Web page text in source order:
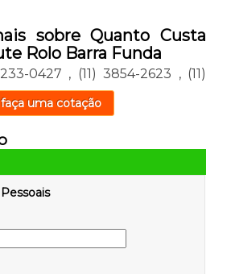
sobre Quanto Custa
Rolo Barra Funda
0427 , (11) 3854-2623 , (11)
faça uma cotação